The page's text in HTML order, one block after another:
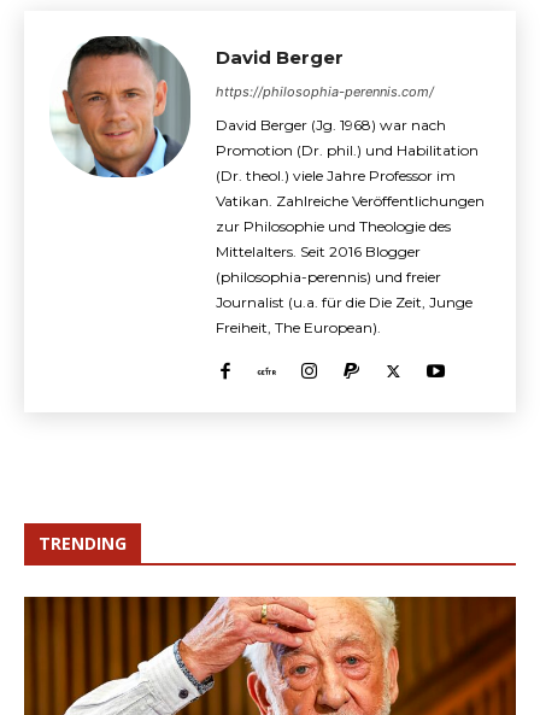
David Berger
https://philosophia-perennis.com/
David Berger (Jg. 1968) war nach
Promotion (Dr. phil.) und Habilitation
(Dr. theol.) viele Jahre Professor im
Vatikan. Zahlreiche Veröffentlichungen
zur Philosophie und Theologie des
Mittelalters. Seit 2016 Blogger
(philosophia-perennis) und freier
Journalist (u.a. für die Die Zeit, Junge
Freiheit, The European).
TRENDING